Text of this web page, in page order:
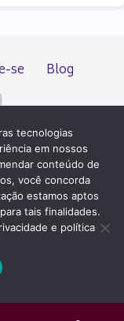
se Blog
2000.
HOSTNET
tecnologias
em nossos
conteúdo de
você concorda
estamos aptos
tais finalidades.
e política